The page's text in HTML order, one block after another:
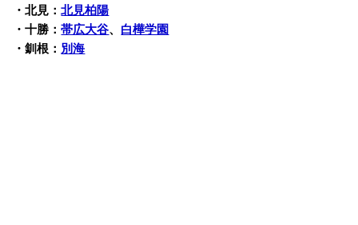
・北見：北見柏陽
・十勝：帯広大谷、 白樺学園
・釧根： 別海